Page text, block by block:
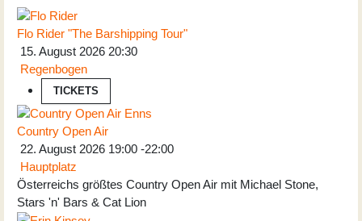
Flo Rider "The Barshipping Tour"
15. August 2026 20:30
Regenbogen
TICKETS
Country Open Air
22. August 2026 19:00 -22:00
Hauptplatz
Österreichs größtes Country Open Air mit Michael Stone,
Stars 'n' Bars & Cat Lion